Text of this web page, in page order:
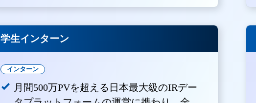
学生インターン
インターン
月間500万PVを超える日本最大級のIRデー